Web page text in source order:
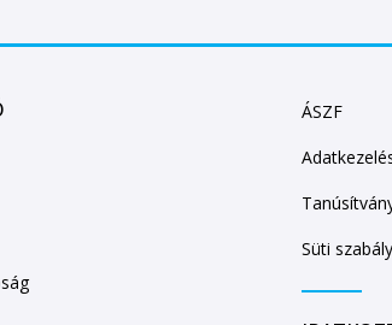
ÁSZF
Süti